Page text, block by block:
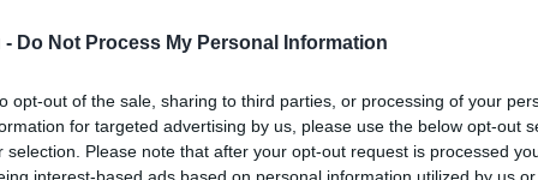
- Do Not Process My Personal Information
opt-out of the sale, sharing to third parties, or processing of your
for targeted advertising by us, please use the below opt-out
selection. Please note that after your opt-out request is processed
versenyen kívül vetítik le a filmmustrán augusztus 31-én. Az